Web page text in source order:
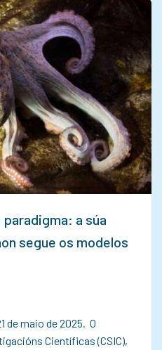
a súa
segue os modelos
de maio de 2025. O
Científicas (CSIC),